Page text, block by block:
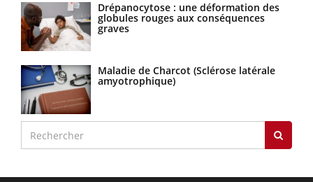
Drépanocytose : une déformation des
globules rouges aux conséquences
graves
Maladie de Charcot (Sclérose latérale
amyotrophique)